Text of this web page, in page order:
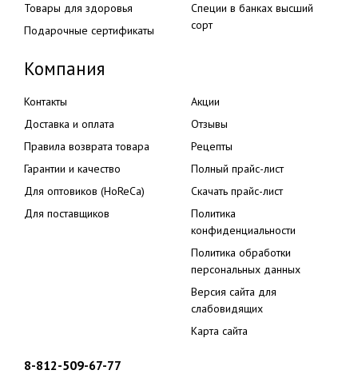
Товары для здоровья
Подарочные сертификаты
Специи в банках высший
сорт
Компания
Контакты
Доставка и оплата
Правила возврата товара
Гарантии и качество
Для оптовиков (HoReCa)
Для поставщиков
Акции
Отзывы
Рецепты
Полный прайс-лист
Скачать прайс-лист
Политика
конфиденциальности
Политика обработки
персональных данных
Версия сайта для
слабовидящих
Карта сайта
8-812-509-67-77